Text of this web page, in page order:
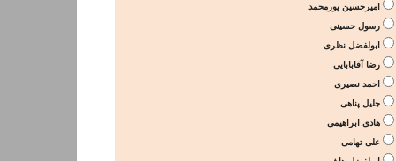
امیرحسین پورمحمد
رسول حسینی
ابولفضل نظری
رضا آقابابایی
احمد نصیری
جلیل پناهی
هادی ابراهیمی
علی تهامی